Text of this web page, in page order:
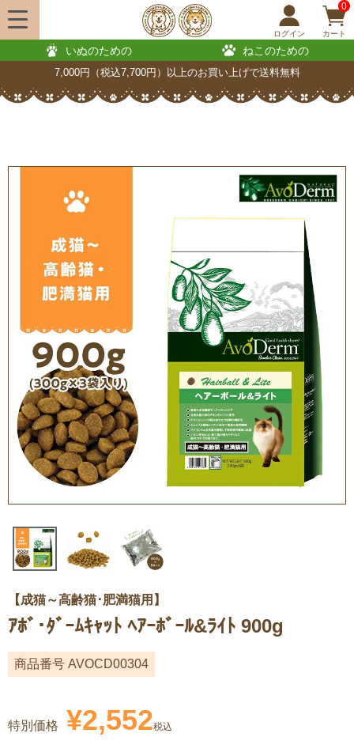
ログイン
0
カート
いぬのための ねこのための
7,000円（税込7,700円）以上のお買い上げで送料無料
【成猫～高齢猫･肥満猫用】
ｱﾎﾞ･ﾀﾞｰﾑｷｬｯﾄ ﾍｱｰﾎﾞｰﾙ&ﾗｲﾄ 900g
商品番号 AVOCD00304
特別価格 ¥2,552税込